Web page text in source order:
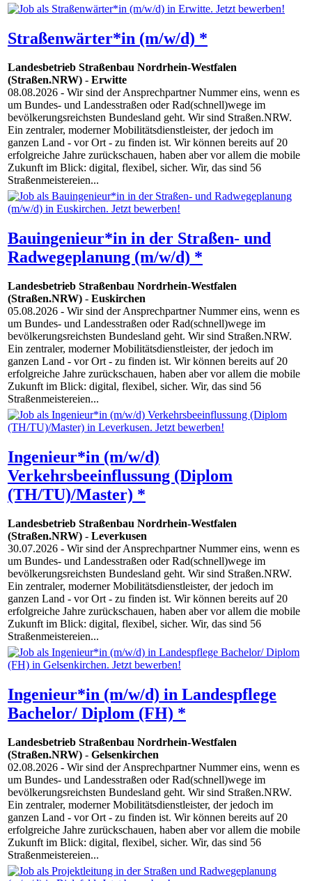
Straßenwärter*in (m/w/d) *
Landesbetrieb Straßenbau Nordrhein-Westfalen
(Straßen.NRW) - Erwitte
08.08.2026 - Wir sind der Ansprechpartner Nummer eins, wenn es
um Bundes- und Landesstraßen oder Rad(schnell)wege im
bevölkerungsreichsten Bundesland geht. Wir sind Straßen.NRW.
Ein zentraler, moderner Mobilitätsdienstleister, der jedoch im
ganzen Land - vor Ort - zu finden ist. Wir können bereits auf 20
erfolgreiche Jahre zurückschauen, haben aber vor allem die mobile
Zukunft im Blick: digital, flexibel, sicher. Wir, das sind 56
Straßenmeistereien...
Bauingenieur*in in der Straßen- und
Radwegeplanung (m/w/d) *
Landesbetrieb Straßenbau Nordrhein-Westfalen
(Straßen.NRW) - Euskirchen
05.08.2026 - Wir sind der Ansprechpartner Nummer eins, wenn es
um Bundes- und Landesstraßen oder Rad(schnell)wege im
bevölkerungsreichsten Bundesland geht. Wir sind Straßen.NRW.
Ein zentraler, moderner Mobilitätsdienstleister, der jedoch im
ganzen Land - vor Ort - zu finden ist. Wir können bereits auf 20
erfolgreiche Jahre zurückschauen, haben aber vor allem die mobile
Zukunft im Blick: digital, flexibel, sicher. Wir, das sind 56
Straßenmeistereien...
Ingenieur*in (m/w/d)
Verkehrsbeeinflussung (Diplom
(TH/TU)/Master) *
Landesbetrieb Straßenbau Nordrhein-Westfalen
(Straßen.NRW) - Leverkusen
30.07.2026 - Wir sind der Ansprechpartner Nummer eins, wenn es
um Bundes- und Landesstraßen oder Rad(schnell)wege im
bevölkerungsreichsten Bundesland geht. Wir sind Straßen.NRW.
Ein zentraler, moderner Mobilitätsdienstleister, der jedoch im
ganzen Land - vor Ort - zu finden ist. Wir können bereits auf 20
erfolgreiche Jahre zurückschauen, haben aber vor allem die mobile
Zukunft im Blick: digital, flexibel, sicher. Wir, das sind 56
Straßenmeistereien...
Ingenieur*in (m/w/d) in Landespflege
Bachelor/ Diplom (FH) *
Landesbetrieb Straßenbau Nordrhein-Westfalen
(Straßen.NRW) - Gelsenkirchen
02.08.2026 - Wir sind der Ansprechpartner Nummer eins, wenn es
um Bundes- und Landesstraßen oder Rad(schnell)wege im
bevölkerungsreichsten Bundesland geht. Wir sind Straßen.NRW.
Ein zentraler, moderner Mobilitätsdienstleister, der jedoch im
ganzen Land - vor Ort - zu finden ist. Wir können bereits auf 20
erfolgreiche Jahre zurückschauen, haben aber vor allem die mobile
Zukunft im Blick: digital, flexibel, sicher. Wir, das sind 56
Straßenmeistereien...